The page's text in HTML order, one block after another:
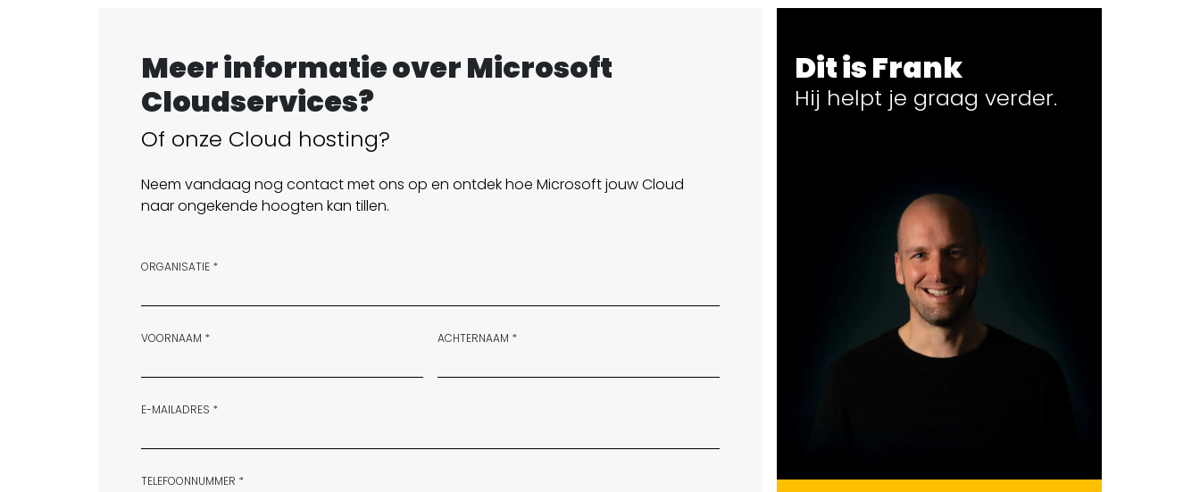
Meer informatie over Microsoft
Cloudservices?
Of onze Cloud hosting?
Neem vandaag nog contact met ons op en ontdek hoe Microsoft jouw Cloud
naar ongekende hoogten kan tillen.
ORGANISATIE *
VOORNAAM * ACHTERNAAM *
E-MAILADRES *
TELEFOONNUMMER *
Dit is Frank
Hij helpt je graag verder.